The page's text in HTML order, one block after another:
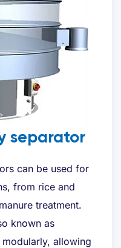
separator
can be used for
from rice and
treatment.
known as
allowing